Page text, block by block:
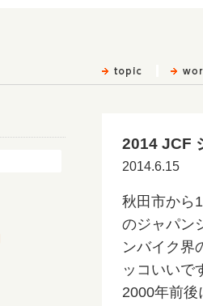
2014 JCF
2014.6.15
秋田市から
のジャパン
ンバイク界
ッコいいで
2000年前